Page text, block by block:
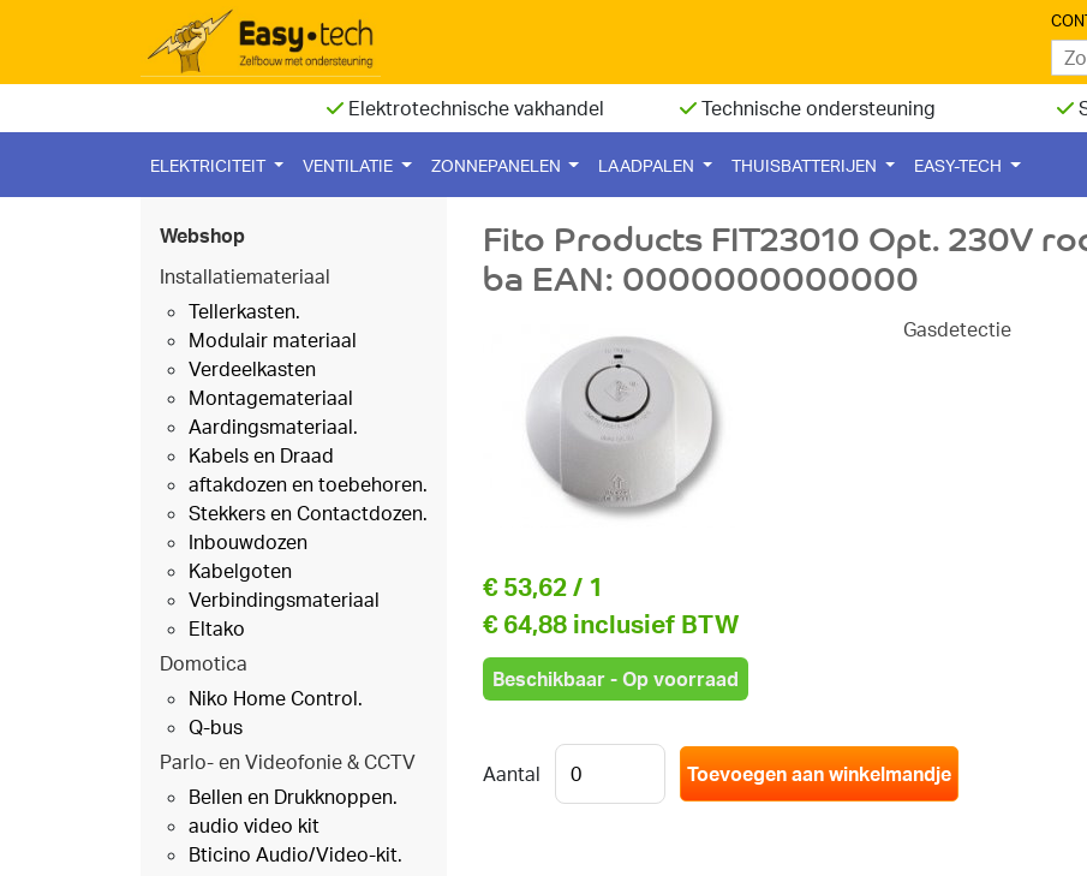
Elektrotechnische vakhandel Technische ondersteuning
ELEKTRICITEIT VENTILATIE ZONNEPANELEN LAADPALEN THUISBATTERIJEN EASY-TECH
Webshop
Installatiemateriaal
Tellerkasten.
Modulair materiaal
Verdeelkasten
Montagemateriaal
Aardingsmateriaal.
Kabels en Draad
aftakdozen en toebehoren.
Stekkers en Contactdozen.
Inbouwdozen
Kabelgoten
Verbindingsmateriaal
Eltako
Domotica
Niko Home Control.
Q-bus
Parlo- en Videofonie & CCTV
Bellen en Drukknoppen.
audio video kit
Bticino Audio/Video-kit.
Fito Products FIT23010 Opt. 230V
ba EAN: 0000000000000
Gasdetectie
€ 53,62/ 1
€ 64,88 inclusief BTW
Beschikbaar - Op voorraad
Aantal